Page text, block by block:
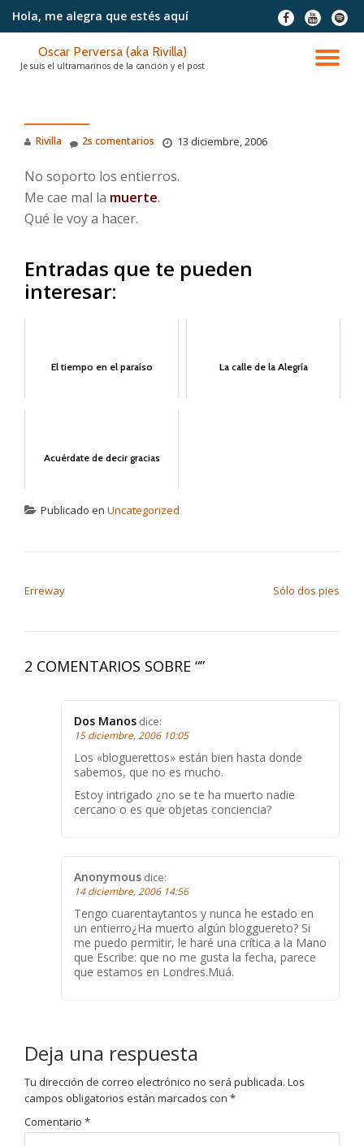
contenido
Hola, me alegra que estés aquí
fa-
facebook
fa-
youtube
fa-
spotify
Oscar Perversa (aka Rivilla)
Je suis el ultramarinos de la canción y el post
Rivilla 13 diciembre, 2006
2s comentarios
No soporto los entierros.
Me cae mal la muerte.
Qué le voy a hacer.
Entradas que te pueden
interesar:
El tiempo en el paraíso La calle de la Alegría
Acuérdate de decir gracias
Publicado en Uncategorized
Erreway Sólo dos pies
2 COMENTARIOS SOBRE “”
Dos Manos dice:
15 diciembre, 2006 10:05
Los «bloguerettos» están bien hasta donde
sabemos, que no es mucho.
Estoy intrigado ¿no se te ha muerto nadie
cercano o es que objetas conciencia?
Anonymous dice:
14 diciembre, 2006 14:56
Tengo cuarentaytantos y nunca he estado en
un entierro¿Ha muerto algún blogguereto? Si
me puedo permitir, le haré una crítica a la Mano
que Escribe: que no me gusta la fecha, parece
que estamos en Londres.Muá.
Deja una respuesta
Tu dirección de correo electrónico no será publicada. Los
campos obligatorios están marcados con *
Comentario *